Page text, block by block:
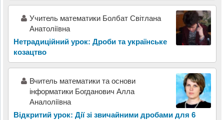
Учитель математики Болбат Світлана
Анатоліївна
Нетрадиційний урок: Дроби та українське
козацтво
Вчитель математики та основи
інформатики Богданович Алла
Аналоліївна
Відкритий урок: Дії зі звичайними дробами для 6